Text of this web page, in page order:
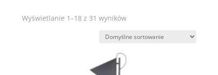
Wyświetlanie 1–18 z 31 wyników